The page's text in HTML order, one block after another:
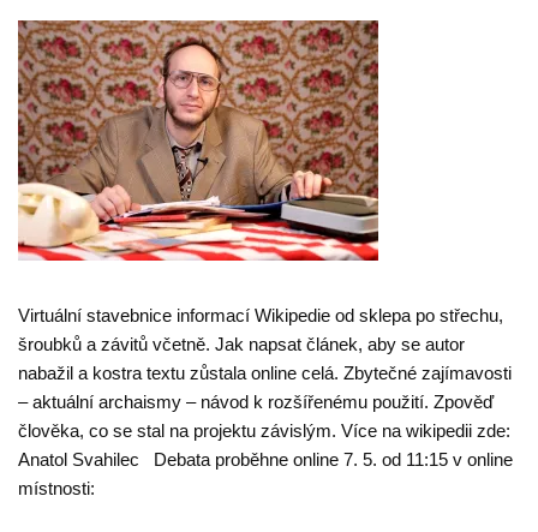
Virtuální stavebnice informací Wikipedie od sklepa po střechu,
šroubků a závitů včetně. Jak napsat článek, aby se autor
nabažil a kostra textu zůstala online celá. Zbytečné zajímavosti
– aktuální archaismy – návod k rozšířenému použití. Zpověď
člověka, co se stal na projektu závislým. Více na wikipedii zde:
Anatol Svahilec Debata proběhne online 7. 5. od 11:15 v online
místnosti: